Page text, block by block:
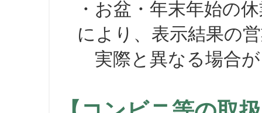
・お盆・年末年始の
により、表示結果の
実際と異なる場合が